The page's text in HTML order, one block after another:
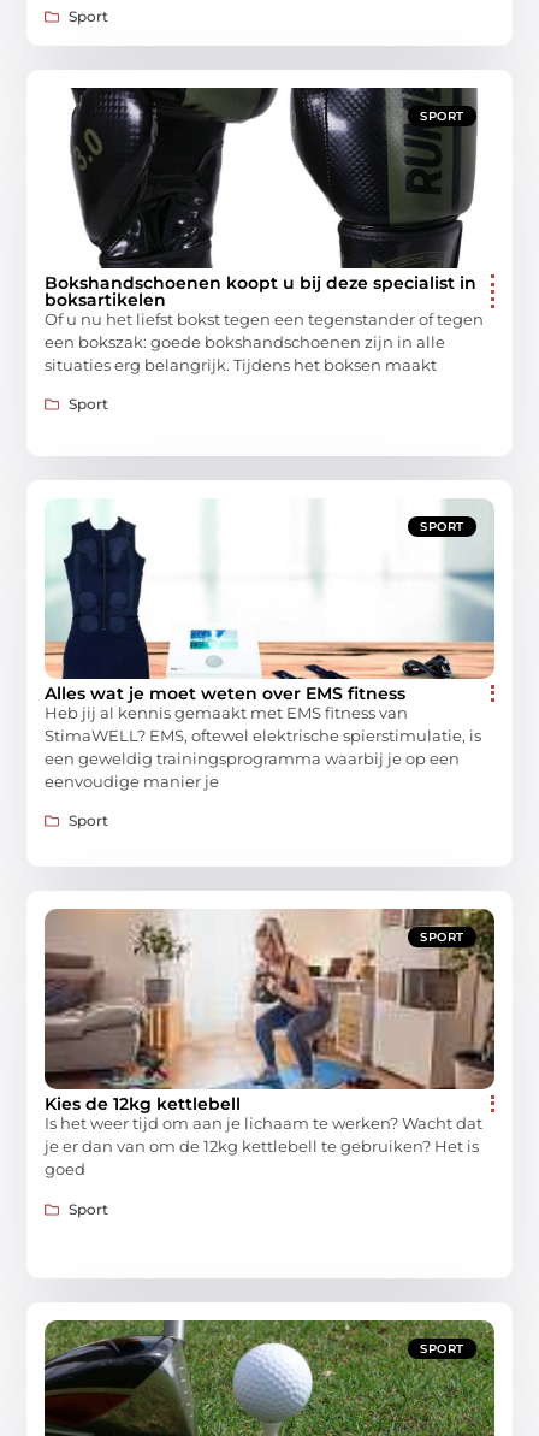
Sport
SPORT
Bokshandschoenen koopt u bij deze specialist in
boksartikelen
Of u nu het liefst bokst tegen een tegenstander of tegen
een bokszak: goede bokshandschoenen zijn in alle
situaties erg belangrijk. Tijdens het boksen maakt
Sport
SPORT
Alles wat je moet weten over EMS fitness
Heb jij al kennis gemaakt met EMS fitness van
StimaWELL? EMS, oftewel elektrische spierstimulatie, is
een geweldig trainingsprogramma waarbij je op een
eenvoudige manier je
Sport
SPORT
Kies de 12kg kettlebell
Is het weer tijd om aan je lichaam te werken? Wacht dat
je er dan van om de 12kg kettlebell te gebruiken? Het is
goed
Sport
SPORT